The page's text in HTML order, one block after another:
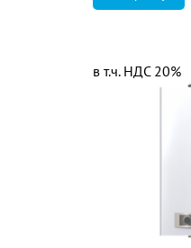
в т.ч. НДС 20%